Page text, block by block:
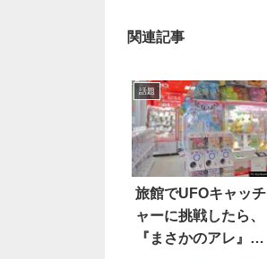
関連記事
話題
旅館でUFOキャッチ
ャーに挑戦したら、
『まさかのアレ』が